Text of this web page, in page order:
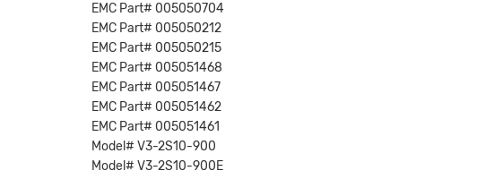
EMC Part# 005050704
EMC Part# 005050212
EMC Part# 005050215
EMC Part# 005051468
EMC Part# 005051467
EMC Part# 005051462
EMC Part# 005051461
Model# V3-2S10-900
Model# V3-2S10-900E